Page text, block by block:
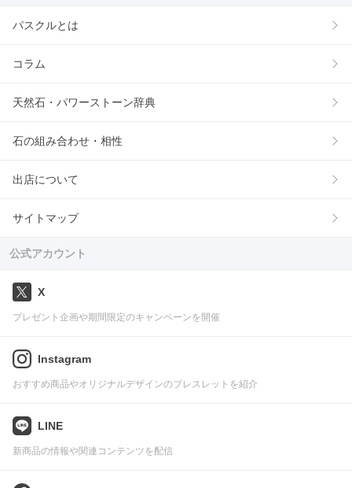
パスクルとは
コラム
天然石・パワーストーン辞典
石の組み合わせ・相性
出店について
サイトマップ
公式アカウント
X
プレゼント企画や期間限定のキャンペーンを開催
Instagram
おすすめ商品やオリジナルデザインのブレスレットを紹介
LINE
新商品の情報や関連コンテンツを配信